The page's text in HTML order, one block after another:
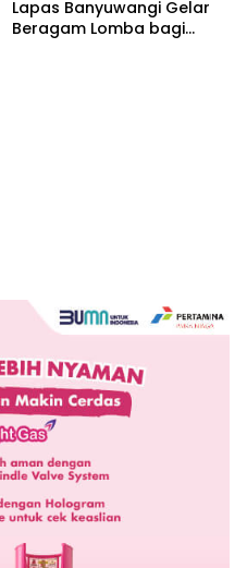
Lapas Banyuwangi Gelar
Beragam Lomba bagi